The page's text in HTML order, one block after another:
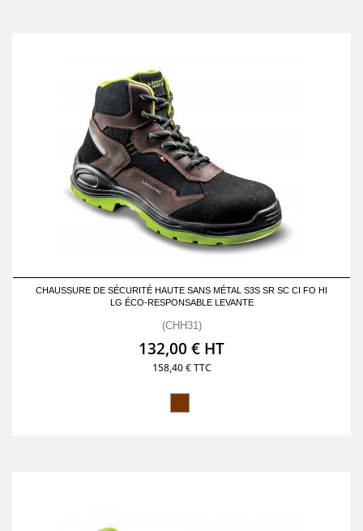
CHAUSSURE DE SÉCURITÉ HAUTE SANS MÉTAL S3S SR SC CI FO HI
LG ÉCO-RESPONSABLE LEVANTE
(CHH31)
132,00 € HT
158,40 € TTC